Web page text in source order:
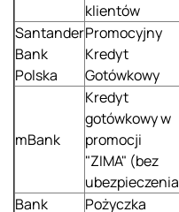
klientów
Santander
Bank
Polska
Promocyjny
Kredyt
Gotówkowy
mBank
Kredyt
gotówkowy w
promocji
"ZIMA" (bez
Bank
Pożyczka